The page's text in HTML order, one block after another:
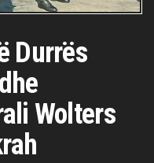
Durrës
Wolters